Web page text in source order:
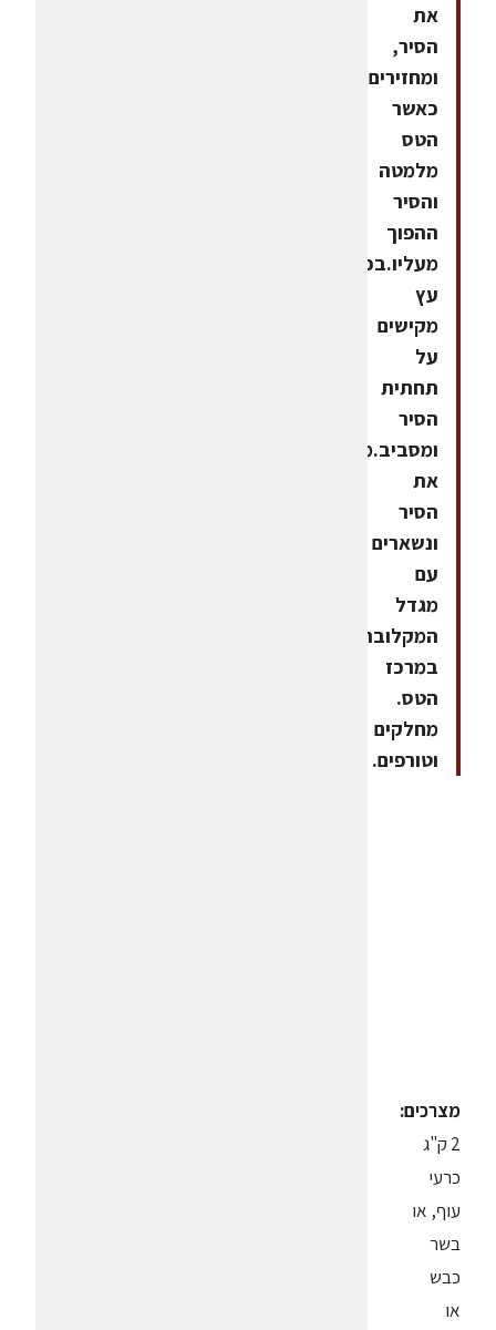
את
הסיר,
ומחזירים
כאשר
הטס
מלמטה
והסיר
ההפוך
מעליו.בכף
עץ
מקישים
על
תחתית
הסיר
ומסביב.מרימים
את
הסיר
ונשארים
עם
מגדל
המקלובה
במרכז
הטס.
מחלקים
וטורפים.
מצרכים:
2 ק"ג
כרעי
עוף, או
בשר
כבש
או